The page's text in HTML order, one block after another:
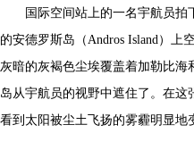
国际空间站上的一名宇航员
的安德罗斯岛（Andros Island）上
灰暗的灰褐色尘埃覆盖着加勒比海
岛从宇航员的视野中遮住了。在这
看到太阳被尘土飞扬的雾霾明显地